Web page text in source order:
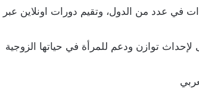
في عدد من الدول، وتقيم دورات اونلاين
توازن ودعم للمرأة في حياتها الزوجية